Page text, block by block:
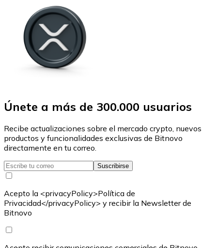
Únete a más de 300.000 usuarios
Recibe actualizaciones sobre el mercado crypto, nuevos
productos y funcionalidades exclusivas de Bitnovo
directamente en tu correo.
Suscribirse
Acepto la <privacyPolicy>Política de
Privacidad</privacyPolicy> y recibir la Newsletter de
Bitnovo